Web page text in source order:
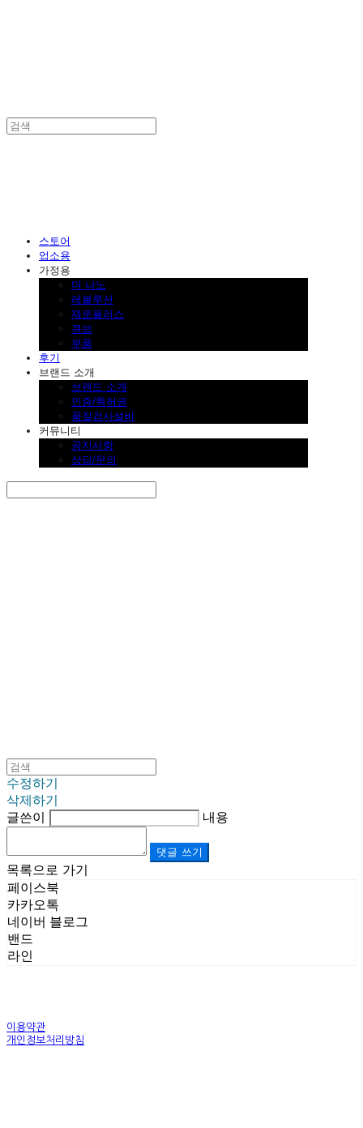
스토어
업소용
가정용
더 나노
레볼루션
제로플러스
큐브
부품
후기
브랜드 소개
브랜드 소개
인증/특허권
품질검사설비
커뮤니티
공지사항
상담/문의
수정하기
삭제하기
글쓴이
내용
댓글 쓰기
목록으로 가기
페이스북
카카오톡
네이버 블로그
밴드
라인
이용약관
개인정보처리방침